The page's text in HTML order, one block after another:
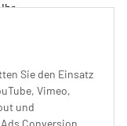
Sie den Einsatz
Vimeo,
und